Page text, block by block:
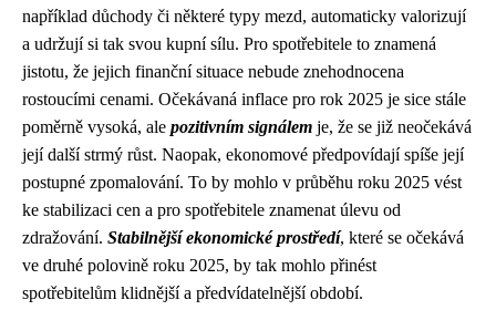
například důchody či některé typy mezd, automaticky valorizují
a udržují si tak svou kupní sílu. Pro spotřebitele to znamená
jistotu, že jejich finanční situace nebude znehodnocena
rostoucími cenami. Očekávaná inflace pro rok 2025 je sice stále
poměrně vysoká, ale pozitivním signálem je, že se již neočekává
její další strmý růst. Naopak, ekonomové předpovídají spíše její
postupné zpomalování. To by mohlo v průběhu roku 2025 vést
ke stabilizaci cen a pro spotřebitele znamenat úlevu od
zdražování. Stabilnější ekonomické prostředí, které se očekává
ve druhé polovině roku 2025, by tak mohlo přinést
spotřebitelům klidnější a předvídatelnější období.